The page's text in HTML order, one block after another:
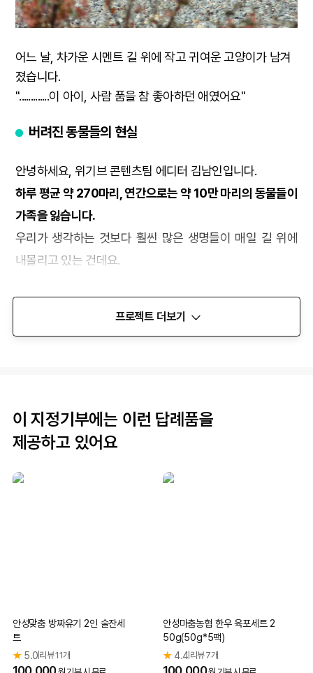
어느 날, 차가운 시멘트 길 위에 작고 귀여운 고양이가 남겨
졌습니다.
".............이 아이, 사람 품을 참 좋아하던 애였어요"
버려진 동물들의 현실
안녕하세요, 위기브 콘텐츠팀 에디터 김남인입니다.
하루 평균 약 270마리, 연간으로는 약 10만 마리의 동물들이
가족을 잃습니다.
우리가 생각하는 것보다 훨씬 많은 생명들이 매일 길 위에
내몰리고 있는 건데요.
는 사람과 함께 살던 경험이 있는 고양이들입니다.
자체보다 사람의 손길이 사라진 상황에 깊은 혼란을 겪는데
안성시에는 매년 수백 마리의 유기동물이 발생하고 있습니
다. 2025년 기준으로는 약 800여 마리의 유기동물이 확인
프로젝트 더보기
이 지정기부에는 이런 답례품을
제공하고 있어요
안성맞춤 방짜유기 2인 술잔세
트
★5.0 리뷰 11개
안성마춤농협 한우 육포세트 2
50g(50g*5팩)
★ 4.4 리뷰 7개